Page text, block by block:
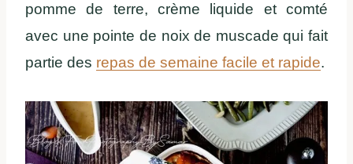
pomme de terre, crème liquide et comté
avec une pointe de noix de muscade qui fait
partie des repas de semaine facile et rapide.